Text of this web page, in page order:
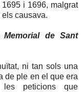
i 1696, malgrat
causava.
de Sant
ni tan sols una
de ple en el que era
peticions que